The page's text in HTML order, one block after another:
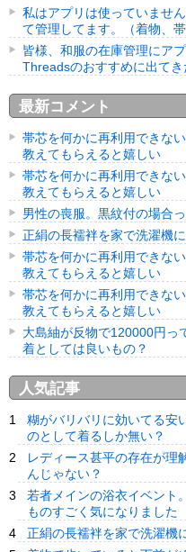
私はアプリは使っていませ
て管理してます。（着物、
皆様、和服の在庫管理にア
Threadsのおすすめに出て
最新コメント
帯芯を何かに再利用できな
教えてもらえると嬉しい
帯芯を何かに再利用できな
教えてもらえると嬉しい
男性の喪服。黒紋付の場合
正絹の長襦袢を家で洗濯機
帯芯を何かに再利用できな
教えてもらえると嬉しい
帯芯を何かに再利用できな
教えてもらえると嬉しい
大島紬が反物で120000円っ
着としては良いもの？
人気記事
糊がバリバリに効いてる安
のとして着るしか無い？
レディース甚平の存在が理
んじゃない？
若者メインの浴衣イベント
ものすごく気になりました
正絹の長襦袢を家で洗濯機